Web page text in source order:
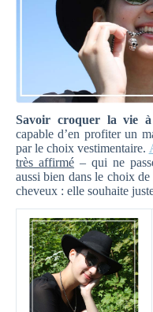
Savoir croquer la vie à
capable d’en profiter un
par le choix vestimentaire.
très affirmé – qui ne
aussi bien dans le choix de
cheveux : elle souhaite